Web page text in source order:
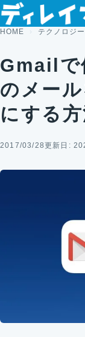
コンテンツへスキ
HOME テクノロジー
Gmailで
のメー
にする
2017/03/28更新日: